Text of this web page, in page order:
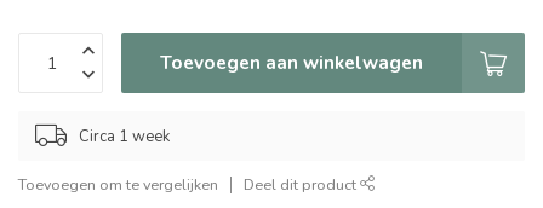
Toevoegen aan winkelwagen
Circa 1 week
Toevoegen om te vergelijken Deel dit product